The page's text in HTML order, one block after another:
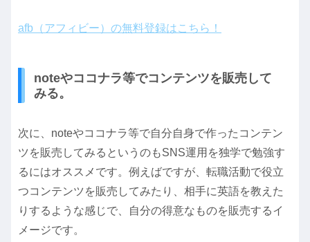
afb（アフィビー）の無料登録はこちら！
noteやココナラ等でコンテンツを販売して
みる。
次に、noteやココナラ等で自分自身で作ったコンテン
ツを販売してみるというのもSNS運用を独学で勉強す
るにはオススメです。例えばですが、転職活動で役立
つコンテンツを販売してみたり、相手に英語を教えた
りするような感じで、自分の得意なものを販売するイ
メージです。